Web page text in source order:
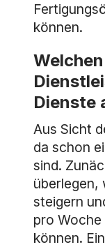
können.
Dienste
Aus Sicht
da schon
sind.
überlegen,
steigern
pro
können.